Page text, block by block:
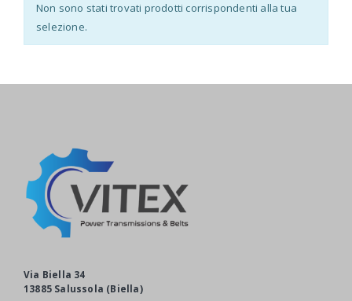
Non sono stati trovati prodotti corrispondenti alla tua
selezione.
Via Biella 34
13885 Salussola (Biella)